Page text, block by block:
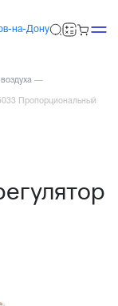
на-Дону
—
Пропорциональный